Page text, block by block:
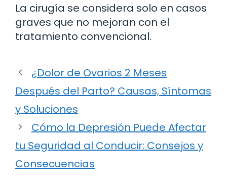
La cirugía se considera solo en casos
graves que no mejoran con el
tratamiento convencional.
¿Dolor de Ovarios 2 Meses
Después del Parto? Causas, Síntomas
y Soluciones
Cómo la Depresión Puede Afectar
tu Seguridad al Conducir: Consejos y
Consecuencias